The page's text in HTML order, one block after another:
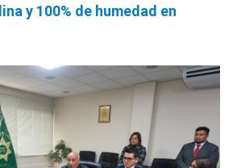
y 100% de humedad en